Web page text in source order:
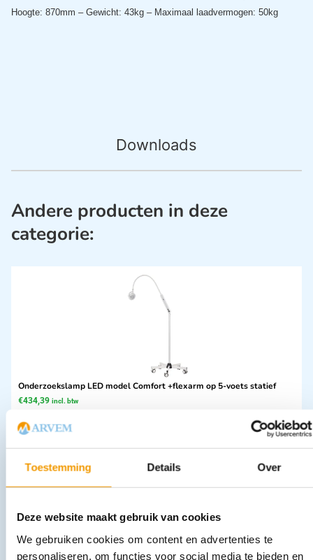
Toestemming Details Over
Deze website maakt gebruik van cookies
We gebruiken cookies om content en advertenties te
personaliseren, om functies voor social media te bieden en
Downloads
Hoogte: 870mm – Gewicht: 43kg – Maximaal laadvermogen: 50kg
Andere producten in deze
categorie:
Onderzoekslamp LED model Comfort +flexarm op 5-voets statief
€434,39 incl. btw
Leverbaar